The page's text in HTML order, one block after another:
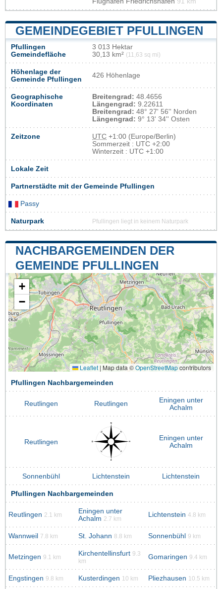
GEMEINDEGEBIET PFULLINGEN
Pfullingen
Gemeindefläche
3 013 Hektar
30,13 km² (11,63 sq mi)
Höhenlage der
Gemeinde Pfullingen
426 Höhenlage
Geographische
Koordinaten
Breitengrad: 48.4656
Längengrad: 9.22611
Breitengrad: 48° 27' 56'' Norden
Längengrad: 9° 13' 34'' Osten
Zeitzone UTC +1:00 (Europe/Berlin)
Sommerzeit : UTC +2:00
Winterzeit : UTC +1:00
Lokale Zeit
Partnerstädte mit der Gemeinde Pfullingen
Passy
Naturpark Pfullingen liegt in keinem Naturpark
NACHBARGEMEINDEN DER
GEMEINDE PFULLINGEN
+
−
Leaflet | Map data ©OpenStreetMapcontributors
Pfullingen Nachbargemeinden
Reutlingen Reutlingen
Eningen unter
Achalm
Reutlingen
Eningen unter
Achalm
Sonnenbühl Lichtenstein Lichtenstein
Pfullingen Nachbargemeinden
Reutlingen 2.1 km
Eningen unter
Achalm 2.7 km
Lichtenstein 4.8 km
Wannweil 7.8 km St. Johann 8.8 km Sonnenbühl 9 km
Metzingen 9.1 km Kirchentellinsfurt 9.3
km
Gomaringen 9.4 km
Engstingen 9.8 km Kusterdingen 10 km Pliezhausen 10.5 km